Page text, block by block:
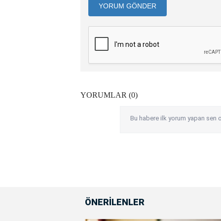
YORUM GÖNDER
YORUMLAR (0)
Bu habere ilk yorum yapan sen
ÖNERİLENLER